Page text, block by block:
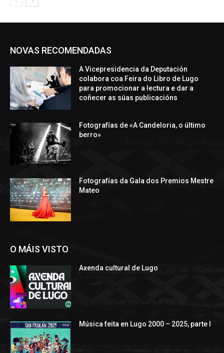
NOVAS RECOMENDADAS
A Vicepresidencia da Deputación
colabora coa Feira do Libro de Lugo
para promocionar a lectura e dar a
coñecer as súas publicacións
Fotografías de «A Candeloria, o último
berro»
Fotografías da Gala dos Premios Mestre
Mateo
O MÁIS VISTO
Axenda cultural de Lugo
Música feita en Lugo 2000 – 2025, parte I